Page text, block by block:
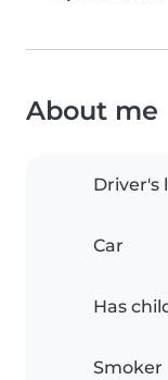
About me
Driver's
Car
Has
Smoker